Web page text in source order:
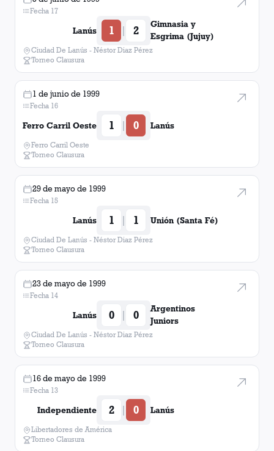
Fecha 17
Lanús 1 | 2
Gimnasia y
Esgrima (Jujuy)
Ciudad De Lanús - Néstor Diaz Pérez
Torneo Clausura
1 de junio de 1999
Fecha 16
Ferro Carril Oeste 1 | 0 Lanús
Ferro Carril Oeste
Torneo Clausura
29 de mayo de 1999
Fecha 15
Lanús 1 | 1 Unión (Santa Fé)
Ciudad De Lanús - Néstor Diaz Pérez
Torneo Clausura
23 de mayo de 1999
Fecha 14
Lanús 0 | 0
Argentinos
Juniors
Ciudad De Lanús - Néstor Diaz Pérez
Torneo Clausura
16 de mayo de 1999
Fecha 13
Independiente 2 | 0 Lanús
Libertadores de América
Torneo Clausura